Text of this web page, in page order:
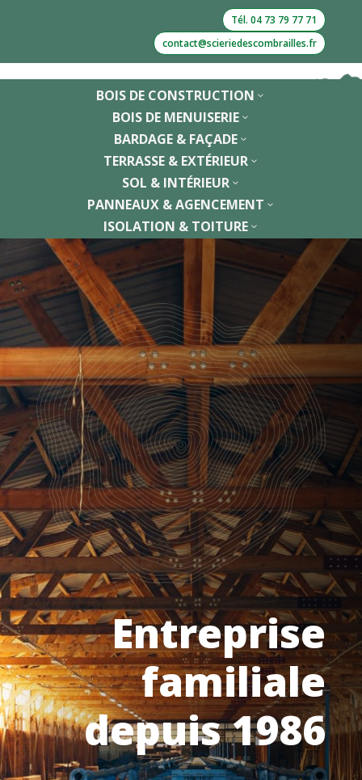
Tél. 04 73 79 77 71
contact@scieriedescombrailles.fr
3
BOIS DE CONSTRUCTION
3
BOIS DE MENUISERIE
3
BARDAGE & FAÇADE
3
TERRASSE & EXTÉRIEUR
3
SOL & INTÉRIEUR
3
PANNEAUX & AGENCEMENT
3
ISOLATION & TOITURE
Entreprise
familiale
depuis 1986